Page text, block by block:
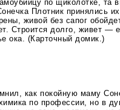
по щиколотке, та
Плотник принялись
живой без сапог
Строится долго, живет —
ока. (Карточный домик.)
как покойную маму
по профессии, но в